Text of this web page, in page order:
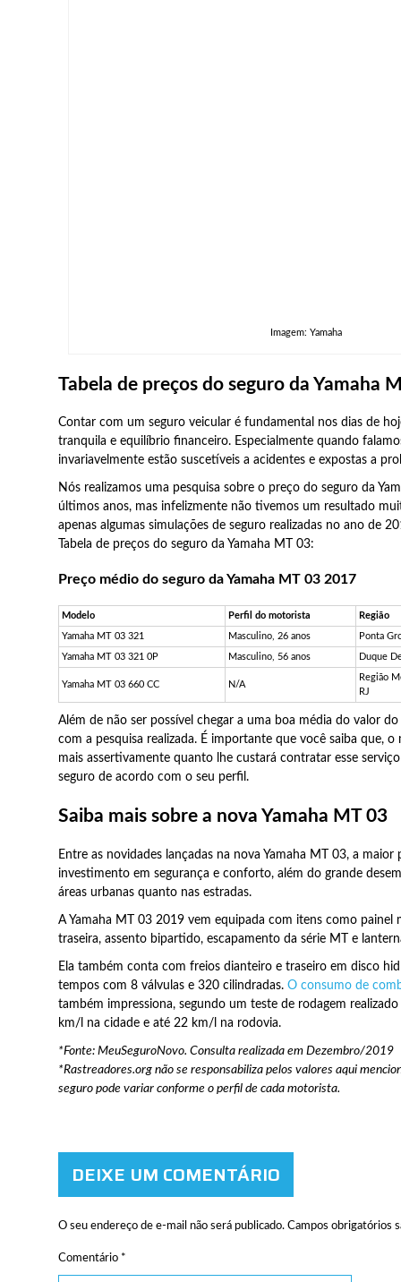
Imagem: Yamaha
Tabela de preços do seguro da Yamaha
Contar com um seguro veicular é fundamental nos dias de
tranquila e equilíbrio financeiro. Especialmente quando
invariavelmente estão suscetíveis a acidentes e expostas a
Nós realizamos uma pesquisa sobre o preço do seguro da
últimos anos, mas infelizmente não tivemos um resultado
apenas algumas simulações de seguro realizadas no ano de
Tabela de preços do seguro da Yamaha MT 03:
Preço médio do seguro da Yamaha MT 03 2017
Modelo Perfil do motorista Região
Yamaha MT 03 321 Masculino, 26 anos Ponta
Yamaha MT 03 321 0P Masculino, 56 anos Duque
Yamaha MT 03 660 CC N/A
Região
RJ
Além de não ser possível chegar a uma boa média do valor
com a pesquisa realizada. É importante que você saiba que,
mais assertivamente quanto lhe custará contratar esse
seguro de acordo com o seu perfil.
Saiba mais sobre a nova Yamaha MT 03
Entre as novidades lançadas na nova Yamaha MT 03, a maior
investimento em segurança e conforto, além do grande
áreas urbanas quanto nas estradas.
A Yamaha MT 03 2019 vem equipada com itens como painel
traseira, assento bipartido, escapamento da série MT e
Ela também conta com freios dianteiro e traseiro em disco
tempos com 8 válvulas e 320 cilindradas. O consumo de
também impressiona, segundo um teste de rodagem
km/l na cidade e até 22 km/l na rodovia.
*Fonte: MeuSeguroNovo. Consulta realizada em Dezembro/2019
*Rastreadores.org não se responsabiliza pelos valores aqui
seguro pode variar conforme o perfil de cada motorista.
DEIXE UM COMENTÁRIO
O seu endereço de e-mail não será publicado. Campos obrigatórios
Comentário *